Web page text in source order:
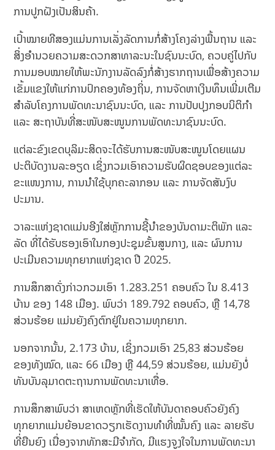
ການປູກຝັງເປັນສິນຄ້າ.
ເປົ້າໝາຍທີສອງແມ່ນການເລັ່ງລັດການກໍ່ສ້າງໂຄງລ່າງພື້ນຖານ ແລະ
ສິ່ງອຳນວຍຄວາມສະດວກສາທາລະນະໃນຊົນນະບົດ, ຄວບຄູ່ໄປກັບ
ການມອບໝາຍໃຫ້ພະນັກງານລັດລົງກໍ່ສ້າງຮາກຖານເພື່ອສ້າງຄວາມ
ເຂັ້ມແຂງໃຫ້ແກ່ການປົກຄອງທ້ອງຖິ່ນ, ການຈັດຫາເງິນທຶນເພີ່ມເຕີມ
ສຳລັບໂຄງການພັດທະນາຊົນນະບົດ, ແລະ ການປັບປຸງກອບນິຕິກຳ
ແລະ ສະຖາບັນທີ່ສະໜັບສະໜູນການພັດທະນາຊົນນະບົດ.
ແຕ່ລະຂົງເຂດບຸລິມະສິດຈະໄດ້ຮັບການສະໜັບສະໜູນໂດຍແຜນ
ປະຕິບັດງານລະອຽດ ເຊິ່ງກວມເອົາຄວາມຮັບຜິດຊອບຂອງແຕ່ລະ
ຂະແໜງການ, ການນຳໃຊ້ບຸກຄະລາກອນ ແລະ ການຈັດສັນງົບ
ປະມານ.
ວາລະແຫ່ງຊາດແມ່ນອີງໃສ່ຫຼັກການຊີ້ນຳຂອງບັນດາມະຕິພັກ ແລະ
ລັດ ທີ່ໄດ້ຮັບຮອງເອົາໃນກອງປະຊຸມຂັ້ນສູນກາງ, ແລະ ຜົນການ
ປະເມີນຄວາມທຸກຍາກແຫ່ງຊາດ ປີ 2025.
ການສຶກສາດັ່ງກ່າວກວມເອົາ 1.283.251 ຄອບຄົວ ໃນ 8.413
ບ້ານ ຂອງ 148 ເມືອງ. ພົບວ່າ 189.792 ຄອບຄົວ, ຫຼື 14,78
ສ່ວນຮ້ອຍ ແມ່ນຍັງຄົງຕົກຢູ່ໃນຄວາມທຸກຍາກ.
ນອກຈາກນັ້ນ, 2.173 ບ້ານ, ເຊິ່ງກວມເອົາ 25,83 ສ່ວນຮ້ອຍ
ຂອງທັງໝົດ, ແລະ 66 ເມືອງ ຫຼື 44,59 ສ່ວນຮ້ອຍ, ແມ່ນຍັງບໍ່
ທັນບັນລຸມາດຕະຖານການພັດທະນາເທື່ອ.
ການສຶກສາພົບວ່າ ສາເຫດຫຼັກທີ່ເຮັດໃຫ້ບັນດາຄອບຄົວຍັງຄົງ
ທຸກຍາກແມ່ນຍ້ອນຂາດວຽກເຮັດງານທຳທີ່ໝັ້ນຄົງ ແລະ ລາຍຮັບ
ທີ່ຍືນຍົງ ເນື່ອງຈາກທັກສະມີຈຳກັດ, ມີແຮງຈູງໃຈໃນການພັດທະນາ